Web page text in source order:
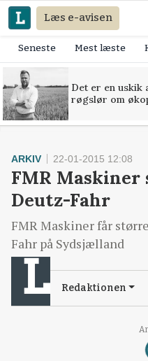
Læs e-avisen
Seneste Mest læste
Det er en uskik
røgslør om
ARKIV 22-01-2015 12:08
FMR Maskiner
Deutz-Fahr
FMR Maskiner får
Fahr på Sydsjælland
Redaktionen